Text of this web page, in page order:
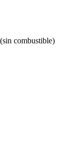
combustible)